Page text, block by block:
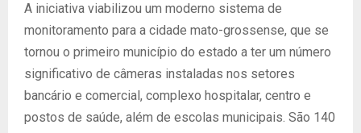
A iniciativa viabilizou um moderno sistema de
monitoramento para a cidade mato-grossense, que se
tornou o primeiro município do estado a ter um número
significativo de câmeras instaladas nos setores
bancário e comercial, complexo hospitalar, centro e
postos de saúde, além de escolas municipais. São 140